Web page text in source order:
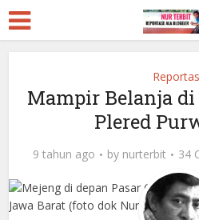
Mampir Belanja di
Plered
9 tahun ago by nurterbit 34